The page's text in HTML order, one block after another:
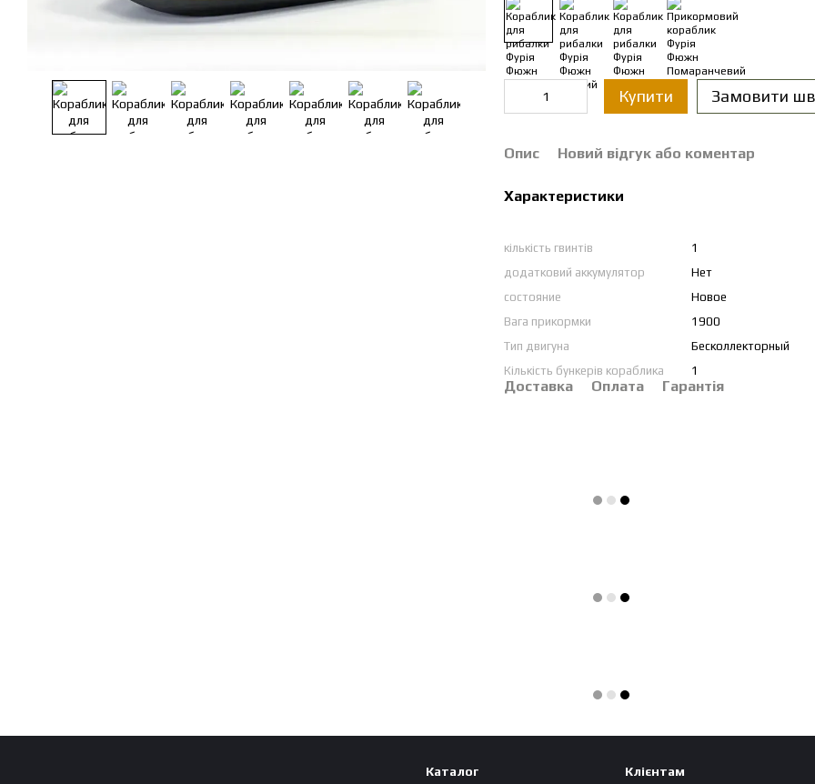
Купити Замовити
Опис Новий відгук або коментар
Характеристики
кількість гвинтів
1
додатковий аккумулятор
Нет
состояние
Новое
Вага прикормки
1900
Тип двигуна
Бесколлекторный
Кількість бункерів кораблика
1
Доставка Оплата Гарантія
Каталог Клієнтам